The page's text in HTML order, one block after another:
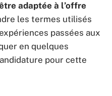
adaptée à l’offre
les termes utilisés
passées aux
en quelques
pour cette